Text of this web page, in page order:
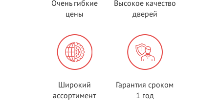
Очень гибкие
цены
Высокое качество
дверей
Широкий
ассортимент
Гарантия сроком
1 год